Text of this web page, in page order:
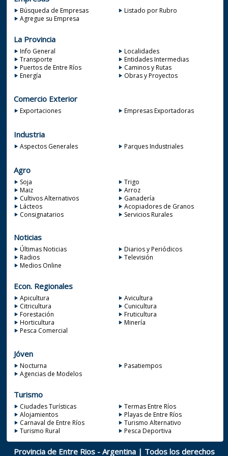
Búsqueda de Empresas
Listado por Rubro
Agregue su Empresa
La Provincia
Info General
Localidades
Transporte
Entidades Intermedias
Puertos de Entre Ríos
Caminos y Rutas
Energía
Obras y Proyectos
Comercio Exterior
Exportaciones Empresas Exportadoras
Industria
Aspectos Generales Parques Industriales
Agro
Soja
Trigo
Maiz
Arroz
Cultivos Alternativos
Ganadería
Lácteos
Acopiadores de Granos
Consignatarios
Servicios Rurales
Noticias
Últimas Noticias
Diarios y Periódicos
Radios
Televisión
Medios Online
Econ. Regionales
Apicultura
Avicultura
Citricultura
Cunicultura
Forestación
Fruticultura
Horticultura
Minería
Pesca Comercial
Jóven
Nocturna
Pasatiempos
Agencias de Modelos
Turismo
Ciudades Turísticas
Termas Entre Ríos
Alojamientos
Playas de Entre Ríos
Carnaval de Entre Ríos
Turismo Alternativo
Turismo Rural
Pesca Deportiva
Provincia de Entre Rios - Argentina | Todos los derechos